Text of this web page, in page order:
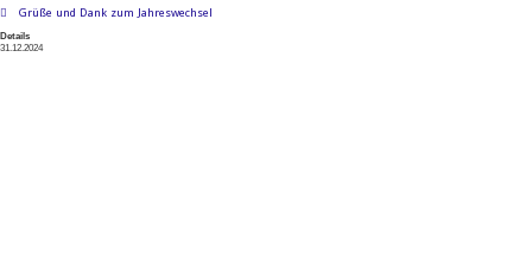
Grüße und Dank zum Jahreswechsel
Details
31.12.2024